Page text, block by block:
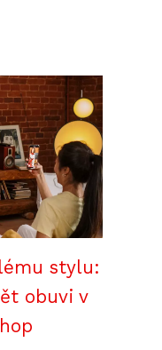
stylu:
obuvi v